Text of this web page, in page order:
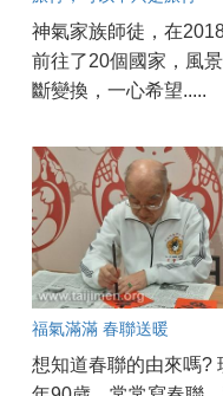
神氣家族師徒，在
前往了20個國家，風
斷變換，一心希望.....
福氣滿滿 春聯送暖
想知道春聯的由來嗎?